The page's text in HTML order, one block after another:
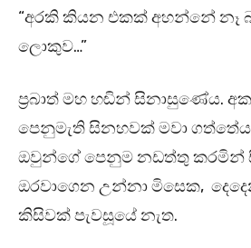
“අරකි කියන එකක් අහන්නේ නෑ
ලොකුව…”
ප්‍රබාත් මහ හඬින් සිනාසුණේය.
පෙනුමැති සිනහවක් මවා ගත්තේය.
ඔවුන්ගේ පෙනුම නඩත්තු කරමින්
ඔරවාගෙන උන්නා මිසෙක,
කිසිවක් පැවසූයේ නැත.